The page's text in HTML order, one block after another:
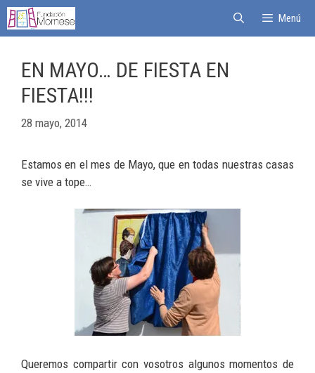
Menú
EN MAYO… DE FIESTA EN
FIESTA!!!
28 mayo, 2014
Estamos en el mes de Mayo, que en todas nuestras casas
se vive a tope…
Queremos compartir con vosotros algunos momentos de